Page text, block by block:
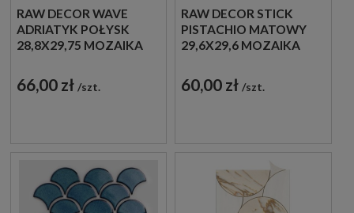
RAW DECOR WAVE
ADRIATYK POŁYSK
28,8X29,75 MOZAIKA
66,00 zł szt.
RAW DECOR STICK
PISTACHIO MATOWY
29,6X29,6 MOZAIKA
60,00 zł szt.